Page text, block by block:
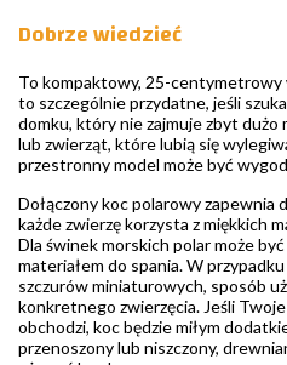
Dobrze wiedzieć
To kompaktowy, 25-centymetrowy
to szczególnie przydatne, jeśli
domku, który nie zajmuje zbyt dużo
lub zwierząt, które lubią się
przestronny model może być
Dołączony koc polarowy
każde zwierzę korzysta z miękkich
Dla świnek morskich polar może
materiałem do spania. W
szczurów miniaturowych, sposób
konkretnego zwierzęcia. Jeśli
obchodzi, koc będzie miłym
przenoszony lub niszczony,